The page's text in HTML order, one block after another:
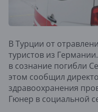
В Турции от
туристов из
в сознание погибли
этом сообщил
здравоохранения
Гюнер в социальной